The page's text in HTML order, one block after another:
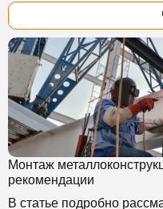
Монтаж
рекомендации
В статье подробно